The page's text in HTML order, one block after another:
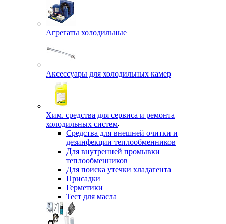
Агрегаты холодильные
Аксессуары для холодильных камер
Хим. средства для сервиса и ремонта
холодильных систем
Средства для внешней очитки и
дезинфекции теплообменников
Для внутренней промывки
теплообменников
Для поиска утечки хладагента
Присадки
Герметики
Тест для масла